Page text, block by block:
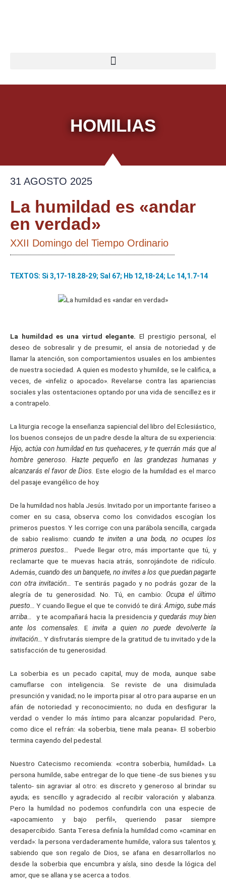
HOMILIAS
31 AGOSTO 2025
La humildad es «andar
en verdad»
XXII Domingo del Tiempo Ordinario
TEXTOS: Si 3,17-18.28-29; Sal 67; Hb 12,18-24; Lc 14,1.7-14
La humildad es una virtud elegante. El prestigio personal, el
deseo de sobresalir y de presumir, el ansia de notoriedad y de
llamar la atención, son comportamientos usuales en los ambientes
de nuestra sociedad. A quien es modesto y humilde, se le califica, a
veces, de «infeliz o apocado». Revelarse contra las apariencias
sociales y las ostentaciones optando por una vida de sencillez es ir
a contrapelo.
La liturgia recoge la enseñanza sapiencial del libro del Eclesiástico,
los buenos consejos de un padre desde la altura de su experiencia:
Hijo, actúa con humildad en tus quehaceres, y te querrán más que al
hombre generoso. Hazte pequeño en las grandezas humanas y
alcanzarás el favor de Dios. Este elogio de la humildad es el marco
del pasaje evangélico de hoy.
De la humildad nos habla Jesús. Invitado por un importante fariseo a
comer en su casa, observa como los convidados escogían los
primeros puestos. Y les corrige con una parábola sencilla, cargada
de sabio realismo: cuando te inviten a una boda, no ocupes los
primeros puestos… Puede llegar otro, más importante que tú, y
reclamarte que te muevas hacia atrás, sonrojándote de ridículo.
Además,cuando des un banquete, no invites a los que puedan pagarte
con otra invitación…
Te sentirás pagado y no podrás gozar de la
alegría de tu generosidad. No. Tú, en cambio:Ocupa el último
puesto…
Y cuando llegue el que te convidó te dirá: Amigo, sube más
arriba… y te acompañará hacia la presidenciay quedarás muy bien
ante los comensales.
Einvita a quien no puede devolverte la
invitación…Y disfrutarás siempre de la gratitud de tu invitado y de la
satisfacción de tu generosidad.
La soberbia es un pecado capital, muy de moda, aunque sabe
camuflarse con inteligencia. Se reviste de una disimulada
presunción y vanidad; no le importa pisar al otro para auparse en un
afán de notoriedad y reconocimiento; no duda en desfigurar la
verdad o vender lo más íntimo para alcanzar popularidad. Pero,
como dice el refrán: «la soberbia, tiene mala peana». El soberbio
termina cayendo del pedestal.
Nuestro Catecismo recomienda: «contra soberbia, humildad». La
persona humilde, sabe entregar de lo que tiene -de sus bienes y su
talento- sin agraviar al otro: es discreto y generoso al brindar su
ayuda; es sencillo y agradecido al recibir valoración y alabanza.
Pero la humildad no podemos confundirla con una especie de
«apocamiento y bajo perfil», queriendo pasar siempre
desapercibido. Santa Teresa definía la humildad como «caminar en
verdad»: la persona verdaderamente humilde, valora sus talentos y,
sabiendo que son regalo de Dios, se afana en desarrollarlos no
desde la soberbia que encumbra y aísla, sino desde la lógica del
amor, que se allana y se acerca a todos.